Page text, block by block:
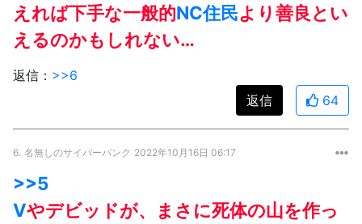
えれば下手な一般的NC住民より善良とい
えるのかもしれない…
返信： >>6
返信
64
6. 名無しのサイバーパンク 2022年10月16日 06:17
>>5
Vやデビッドが、まさに死体の山を作っ